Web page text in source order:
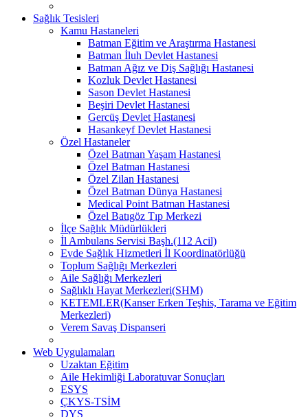
Sağlık Tesisleri
Kamu Hastaneleri
Batman Eğitim ve Araştırma Hastanesi
Batman İluh Devlet Hastanesi
Batman Ağız ve Diş Sağlığı Hastanesi
Kozluk Devlet Hastanesi
Sason Devlet Hastanesi
Beşiri Devlet Hastanesi
Gercüş Devlet Hastanesi
Hasankeyf Devlet Hastanesi
Özel Hastaneler
Özel Batman Yaşam Hastanesi
Özel Batman Hastanesi
Özel Zilan Hastanesi
Özel Batman Dünya Hastanesi
Medical Point Batman Hastanesi
Özel Batıgöz Tıp Merkezi
İlçe Sağlık Müdürlükleri
İl Ambulans Servisi Başh.(112 Acil)
Evde Sağlık Hizmetleri İl Koordinatörlüğü
Toplum Sağlığı Merkezleri
Aile Sağlığı Merkezleri
Sağlıklı Hayat Merkezleri(SHM)
KETEMLER(Kanser Erken Teşhis, Tarama ve Eğitim
Merkezleri)
Verem Savaş Dispanseri
Web Uygulamaları
Uzaktan Eğitim
Aile Hekimliği Laboratuvar Sonuçları
ESYS
ÇKYS-TSİM
DYS